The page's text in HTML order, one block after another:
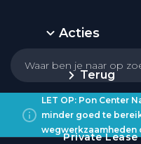
Acties
Terug
Private Lease
LET OP: Pon Center
minder goed te
wegwerkzaamheden